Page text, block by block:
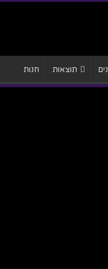
תוצאות חנות